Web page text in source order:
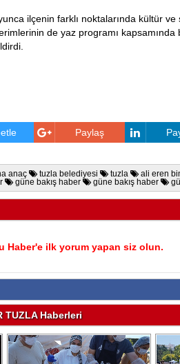
ilçenin farklı noktalarında kültür
de yaz programı kapsamında
Paylaş
anaç tuzla belediyesi tuzla ali eren
güne bakış haber güne bakış haber
Haber'e ilk yorum yapan siz olun.
TUZLA Haberleri